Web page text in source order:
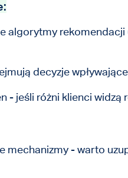
algorytmy rekomendacji
decyzje
jeśli różni klienci widzą
- warto